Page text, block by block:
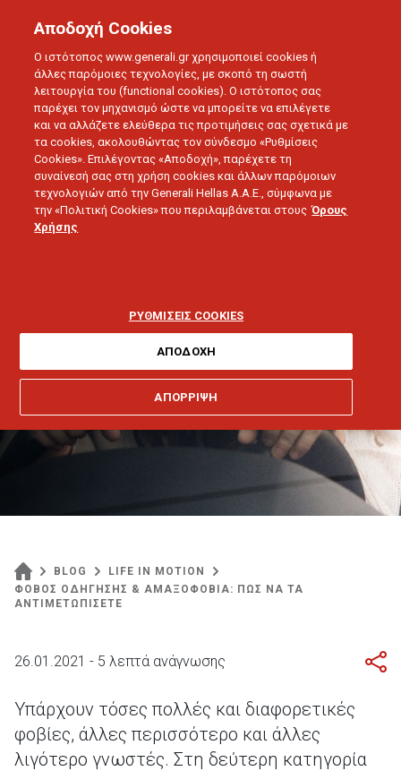
LIFE IN MOTION
αντιμετωπίσετε
BLOG
LIFE IN MOTION
ΦΟΒΟΣ ΟΔΗΓΗΣΗΣ & ΑΜΑΞΟΦΟΒΙΑ: ΠΩΣ ΝΑ ΤΑ
ΑΝΤΙΜΕΤΩΠΙΣΕΤΕ
26.01.2021 - 5 λεπτά ανάγνωσης
Υπάρχουν τόσες πολλές και διαφορετικές
φοβίες, άλλες περισσότερο και άλλες
λιγότερο γνωστές. Στη δεύτερη κατηγορία
Αποδοχή Cookies
Ο ιστότοπος www.generali.gr χρησιμοποιεί cookies ή
άλλες παρόμοιες τεχνολογίες, με σκοπό τη σωστή
λειτουργία του (functional cookies). Ο ιστότοπος σας
παρέχει τον μηχανισμό ώστε να μπορείτε να επιλέγετε
και να αλλάζετε ελεύθερα τις προτιμήσεις σας σχετικά με
τα cookies, ακολουθώντας τον σύνδεσμο «Ρυθμίσεις
Cookies». Επιλέγοντας «Αποδοχή», παρέχετε τη
συναίνεσή σας στη χρήση cookies και άλλων παρόμοιων
τεχνολογιών από την Generali Hellas A.A.E., σύμφωνα με
την «Πολιτική Cookies» που περιλαμβάνεται στους Όρους
Χρήσης
ΡΥΘΜΙΣΕΙΣ COOKIES
ΑΠΟΡΡΙΨΗ
ΑΠΟΔΟΧΗ